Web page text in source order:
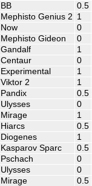
BB
0.5
Mephisto Genius 2 1
Now
0
Mephisto Gideon
0
Gandalf
1
Centaur
0
Experimental
1
Viktor 2
1
Pandix
0.5
Ulysses
0
Mirage
1
Hiarcs
0.5
Diogenes
1
Kasparov Sparc
0.5
Pschach
0
Ulysses
0
Mirage
0.5